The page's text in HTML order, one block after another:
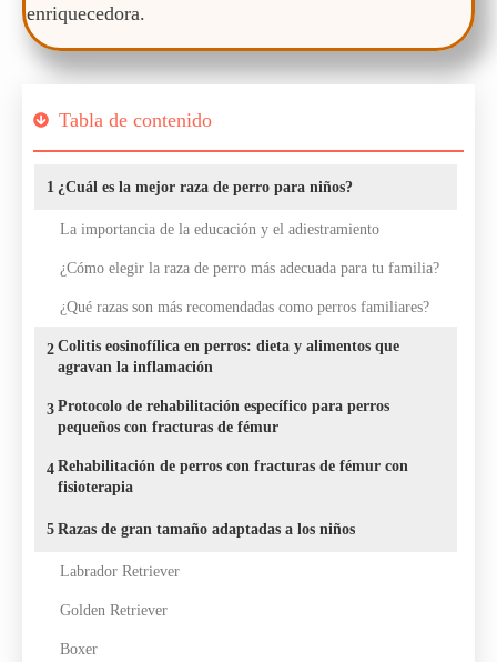
enriquecedora.
Tabla de contenido
1 ¿Cuál es la mejor raza de perro para niños?
La importancia de la educación y el adiestramiento
¿Cómo elegir la raza de perro más adecuada para tu familia?
¿Qué razas son más recomendadas como perros familiares?
2 Colitis eosinofílica en perros: dieta y alimentos que
agravan la inflamación
3 Protocolo de rehabilitación específico para perros
pequeños con fracturas de fémur
4 Rehabilitación de perros con fracturas de fémur con
fisioterapia
5 Razas de gran tamaño adaptadas a los niños
Labrador Retriever
Golden Retriever
Boxer